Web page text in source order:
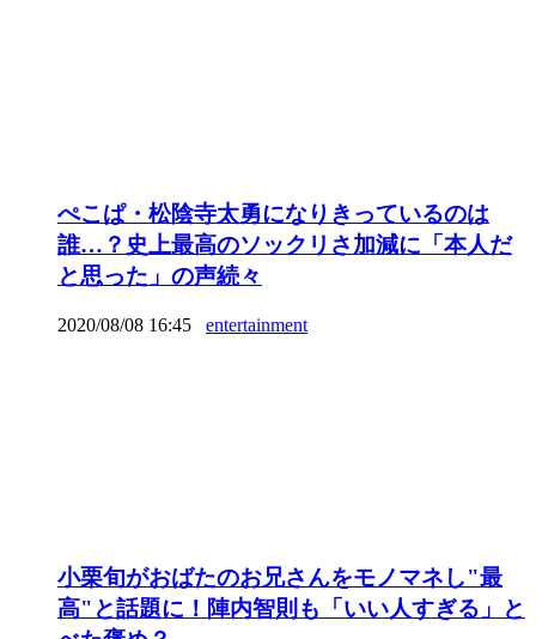
ぺこぱ・松陰寺太勇になりきっているのは
誰…？史上最高のソックリさ加減に「本人だ
と思った」の声続々
2020/08/08 16:45 entertainment
小栗旬がおばたのお兄さんをモノマネし"最
高"と話題に！陣内智則も「いい人すぎる」と